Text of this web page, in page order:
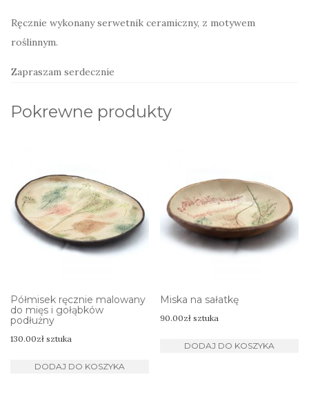
Ręcznie wykonany serwetnik ceramiczny, z motywem
roślinnym.
Zapraszam serdecznie
Pokrewne produkty
Półmisek ręcznie malowany
do mięs i gołąbków
podłużny
130.00zł sztuka
DODAJ DO KOSZYKA
Miska na sałatkę
90.00zł sztuka
DODAJ DO KOSZYKA